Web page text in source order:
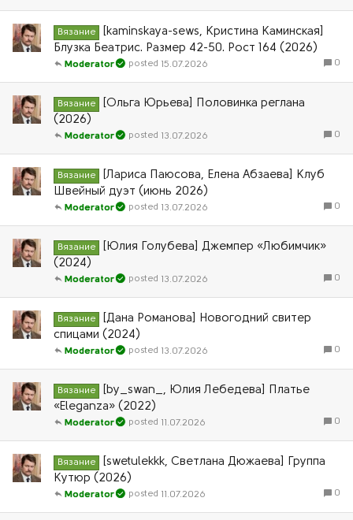
Вязание
[kaminskaya-sews, Кристина Каминская]
Блузка Беатрис. Размер 42-50. Рост 164 (2026)
0
15.07.2026
Moderator
Вязание
[Ольга Юрьева] Половинка реглана
(2026)
0
13.07.2026
Moderator
Вязание
[Лариса Паюсова, Елена Абзаева] Клуб
Швейный дуэт (июнь 2026)
0
13.07.2026
Moderator
Вязание
[Юлия Голубева] Джемпер «Любимчик»
(2024)
0
13.07.2026
Moderator
Вязание
[Дана Романова] Новогодний свитер
спицами (2024)
0
13.07.2026
Moderator
Вязание
[by_swan_, Юлия Лебедева] Платье
«Eleganza» (2022)
0
11.07.2026
Moderator
Вязание
[swetulekkk, Светлана Дюжаева] Группа
Кутюр (2026)
0
11.07.2026
Moderator